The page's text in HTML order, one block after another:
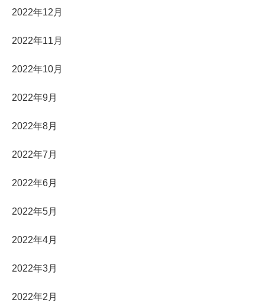
2022年12月
2022年11月
2022年10月
2022年9月
2022年8月
2022年7月
2022年6月
2022年5月
2022年4月
2022年3月
2022年2月